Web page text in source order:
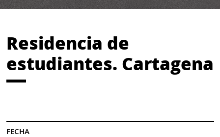
Residencia de
estudiantes. Cartagena
FECHA